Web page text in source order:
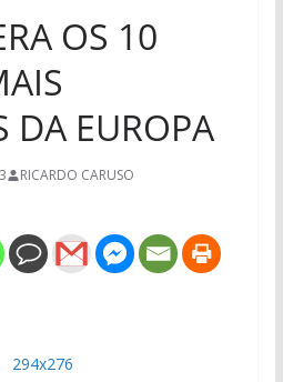
OS 10
DA EUROPA
RICARDO CARUSO